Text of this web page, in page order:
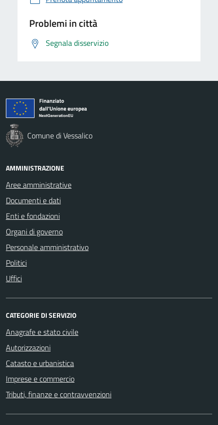
Problemi in città
Segnala disservizio
Comune di Vessalico
AMMINISTRAZIONE
Aree amministrative
Documenti e dati
Enti e fondazioni
Organi di governo
Personale amministrativo
Politici
Uffici
CATEGORIE DI SERVIZIO
Anagrafe e stato civile
Autorizzazioni
Catasto e urbanistica
Imprese e commercio
Tributi, finanze e contravvenzioni